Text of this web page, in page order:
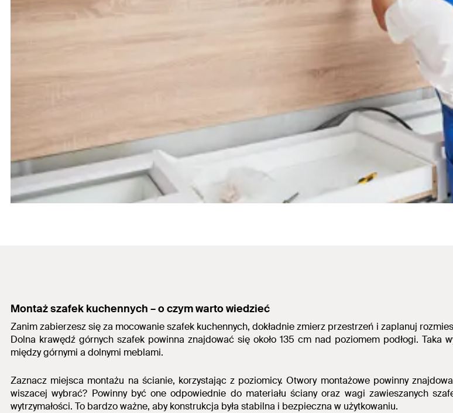
Montaż szafek kuchennych – o czym warto wiedzieć
Zanim zabierzesz się za mocowanie szafek kuchennych, dokładnie zmierz przestrzeń i zaplanuj
Dolna krawędź górnych szafek powinna znajdować się około 135 cm nad poziomem podłogi. Taka
między górnymi a dolnymi meblami.
Zaznacz miejsca montażu na ścianie, korzystając z poziomicy. Otwory montażowe powinny
wiszacej wybrać? Powinny być one odpowiednie do materiału ściany oraz wagi zawieszanych
wytrzymałości. To bardzo ważne, aby konstrukcja była stabilna i bezpieczna w użytkowaniu.